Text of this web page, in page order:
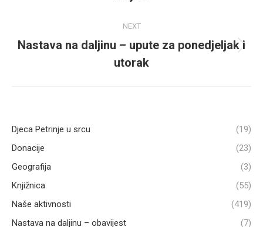
NEXT
Next
post:
Nastava na daljinu – upute za ponedjeljak i
utorak
Djeca Petrinje u srcu
(19)
Donacije
(23)
Geografija
(3)
Knjižnica
(55)
Naše aktivnosti
(419)
Nastava na daljinu – obavijest
(7)